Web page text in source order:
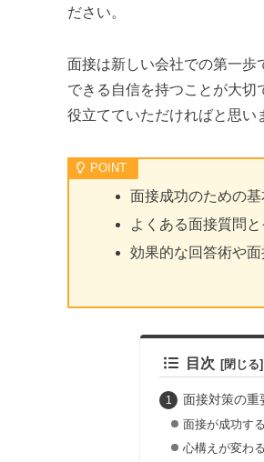
ださい。
面接は新しい会社での第一歩
できる自信を持つことが大切
役立てていただければと思い
面接成功のための
よくある面接質問
効果的な回答術や
目次
面接対策の重
面接が成功す
心構えが変わ